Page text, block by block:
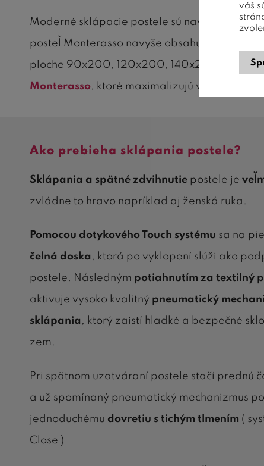
Moderné sklápacie postele sú navrhnuté
posteľ Monterasso navyše obsahuje
ploche 90x200, 120x200, 140x200,
Monterasso, ktoré maximalizujú váš obytný
Ako prebieha sklápania postele?
Sklápania a spätné zdvihnutie postele je
zvládne to hravo napríklad aj ženská ruka.
Pomocou dotykového Touch systému sa na
čelná doska , ktorá po vyklopení slúži ako
postele. Následným potiahnutím za textilný
aktivuje vysoko kvalitný pneumatický
sklápania , ktorý zaistí hladké a bezpečné
zem.
Pri spätnom uzatváraní postele stačí prednú
a už spomínaný pneumatický mechanizmus
jednoduchému dovretiu s tichým tlmením (
Close )
váš